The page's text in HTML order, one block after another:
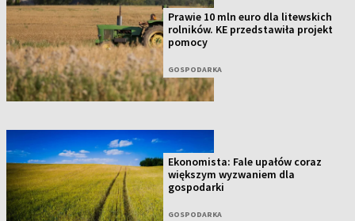
Prawie 10 mln euro dla litewskich
rolników. KE przedstawiła projekt
pomocy
GOSPODARKA
Ekonomista: Fale upałów coraz
większym wyzwaniem dla
gospodarki
GOSPODARKA